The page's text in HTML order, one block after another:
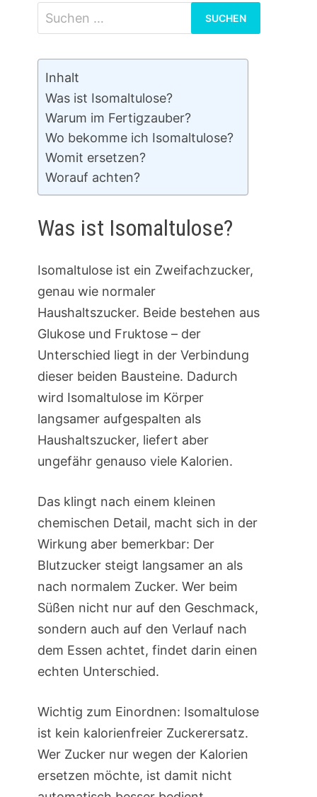
nach:
Inhalt
Was ist Isomaltulose?
Warum im Fertigzauber?
Wo bekomme ich Isomaltulose?
Womit ersetzen?
Worauf achten?
Was ist Isomaltulose?
Isomaltulose ist ein Zweifachzucker,
genau wie normaler
Haushaltszucker. Beide bestehen aus
Glukose und Fruktose – der
Unterschied liegt in der Verbindung
dieser beiden Bausteine. Dadurch
wird Isomaltulose im Körper
langsamer aufgespalten als
Haushaltszucker, liefert aber
ungefähr genauso viele Kalorien.
Das klingt nach einem kleinen
chemischen Detail, macht sich in der
Wirkung aber bemerkbar: Der
Blutzucker steigt langsamer an als
nach normalem Zucker. Wer beim
Süßen nicht nur auf den Geschmack,
sondern auch auf den Verlauf nach
dem Essen achtet, findet darin einen
echten Unterschied.
Wichtig zum Einordnen: Isomaltulose
ist kein kalorienfreier Zuckerersatz.
Wer Zucker nur wegen der Kalorien
ersetzen möchte, ist damit nicht